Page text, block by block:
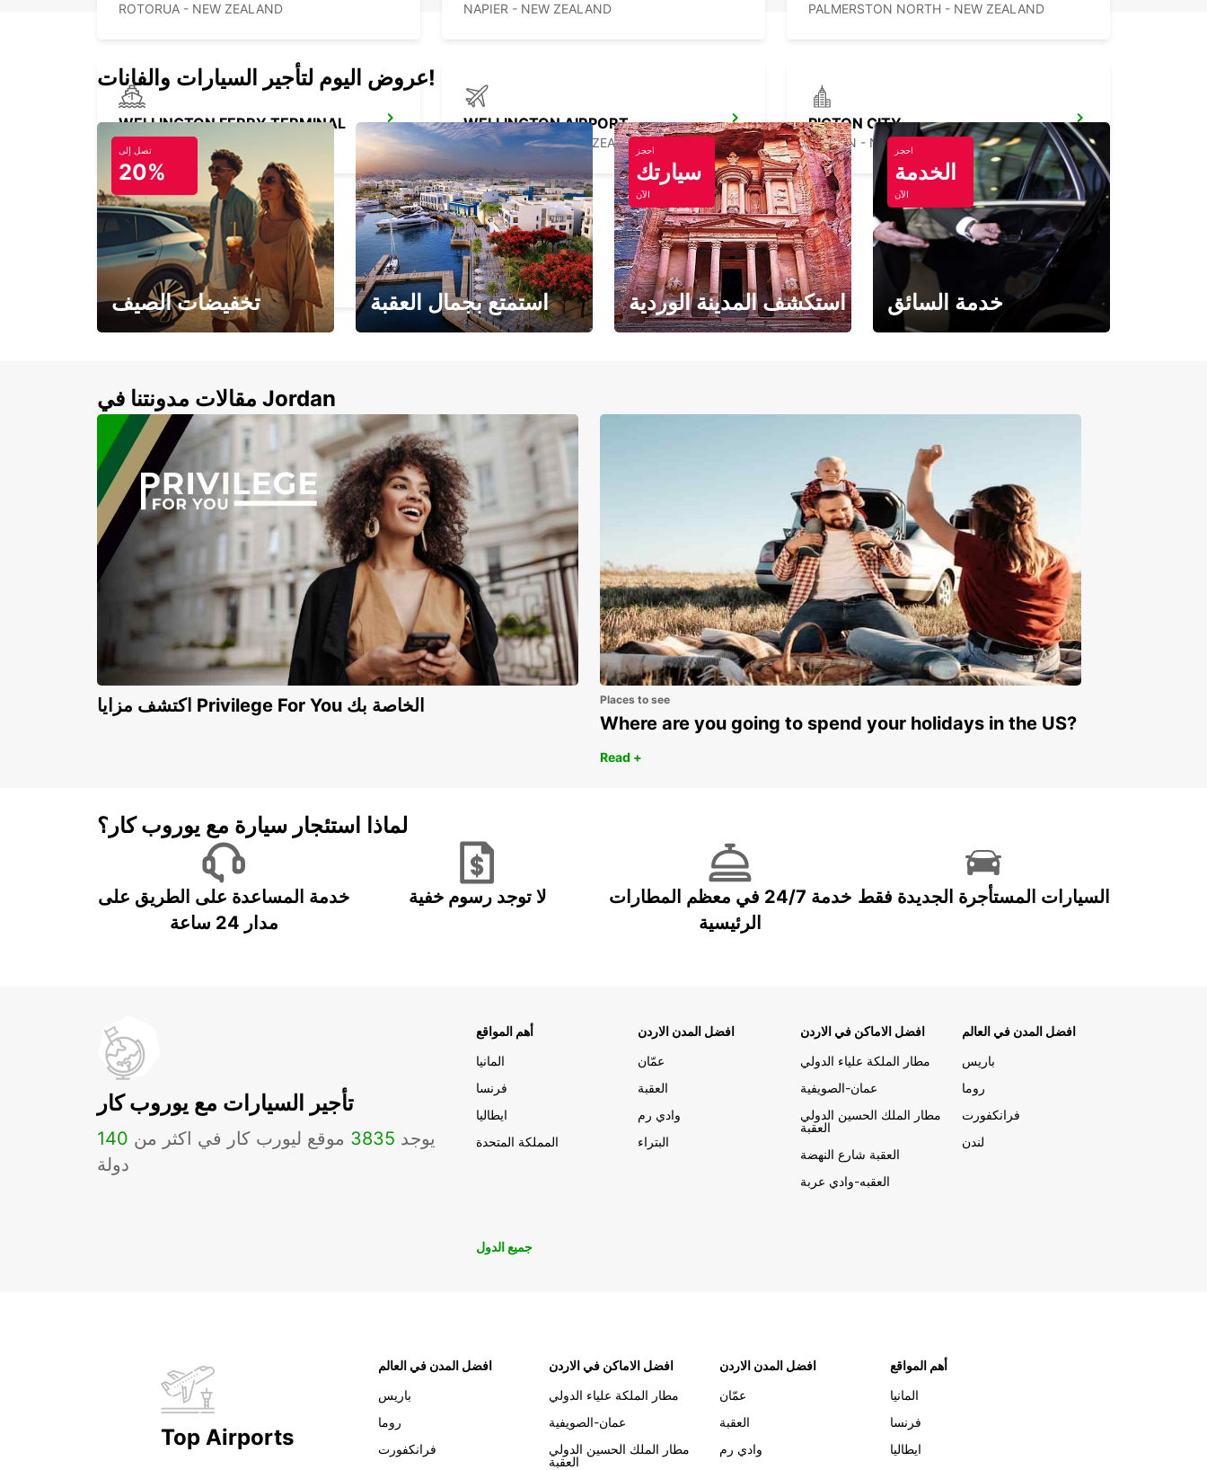
ROTORUA - NEW ZEALAND NAPIER - NEW ZEALAND PALMERSTON NORTH - NEW ZEALAND
WELLINGTON FERRY TERMINAL
WELLINGTON - NEW ZEALAND
WELLINGTON AIRPORT
WELLINGTON - NEW ZEALAND
PICTON CITY
PICTON - NEW ZEALAND
NELSON AIRPORT
NELSON - NEW ZEALAND
عروض اليوم لتأجير السيارات والفانات!
تصل إلى
20%
تخفيضات الصيف استمتع بجمال العقبة
احجز
سيارتك
الآن
استكشف المدينة الوردية
احجز
الخدمة
الآن
خدمة السائق
مقالات مدونتنا في Jordan
اكتشف مزايا Privilege For You الخاصة بك Places to see
Where are you going to spend your holidays in the US?
Read +
لماذا استئجار سيارة مع يوروب كار؟
خدمة المساعدة على الطريق على
مدار 24 ساعة
لا توجد رسوم خفية
خدمة 24/7 في معظم المطارات
الرئيسية
السيارات المستأجرة الجديدة فقط
تأجير السيارات مع يوروب كار
يوجد 3835 موقع ليورب كار في اكثر من 140
دولة
أهم المواقع
المانيا
فرنسا
ايطاليا
المملكة المتحدة
افضل المدن الاردن
عمّان
العقبة
وادي رم
البتراء
افضل الاماكن في الاردن
مطار الملكة علياء الدولي
عمان-الصويفية
مطار الملك الحسين الدولي
العقبة
العقبة شارع النهضة
العقبه-وادي عربة
افضل المدن في العالم
باريس
روما
فرانكفورت
لندن
جميع الدول
Top Airports
افضل المدن في العالم
باريس
روما
فرانكفورت
افضل الاماكن في الاردن
مطار الملكة علياء الدولي
عمان-الصويفية
مطار الملك الحسين الدولي
العقبة
افضل المدن الاردن
عمّان
العقبة
وادي رم
أهم المواقع
المانيا
فرنسا
ايطاليا